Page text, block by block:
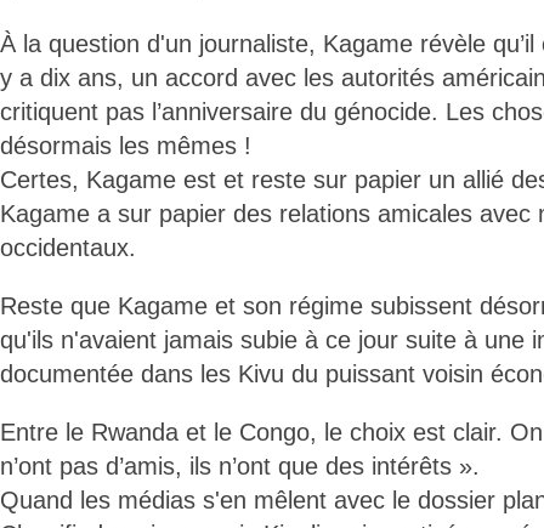
À la question d'un journaliste, Kagame révèle
y a dix ans, un accord avec les autorités
critiquent pas l’anniversaire du génocide. Les
désormais les mêmes !
Certes, Kagame est et reste sur papier un allié
Kagame a sur papier des relations amicales avec
occidentaux.
Reste que Kagame et son régime subissent
qu'ils n'avaient jamais subie à ce jour suite à une
documentée dans les Kivu du puissant voisin
Entre le Rwanda et le Congo, le choix est clair.
n’ont pas d’amis, ils n’ont que des intérêts ».
Quand les médias s'en mêlent avec le dossier